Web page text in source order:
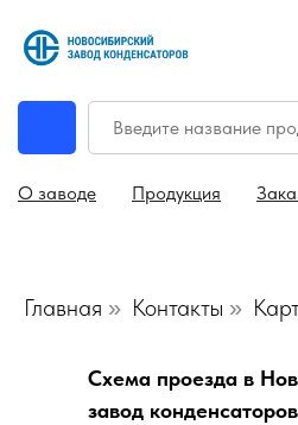
О заводе Продукция
Главная » Контакты »
Схема проезда в
завод конденсаторов